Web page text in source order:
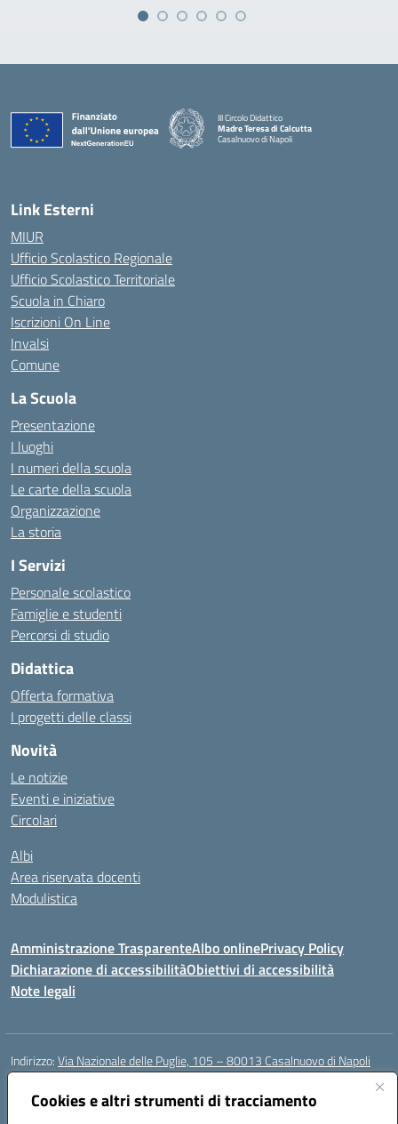
Cookies e altri strumenti di tracciamento
III Circolo Didattico
Madre Teresa di Calcutta
Casalnuovo di Napoli
— Visita la pagina iniziale della scuola
Link Esterni
MIUR
Ufficio Scolastico Regionale
Ufficio Scolastico Territoriale
Scuola in Chiaro
Iscrizioni On Line
Invalsi
Comune
La Scuola
Presentazione
I luoghi
I numeri della scuola
Le carte della scuola
Organizzazione
La storia
I Servizi
Personale scolastico
Famiglie e studenti
Percorsi di studio
Didattica
Offerta formativa
I progetti delle classi
Novità
Le notizie
Eventi e iniziative
Circolari
Albi
Area riservata docenti
Modulistica
Amministrazione TrasparenteAlbo onlinePrivacy Policy
Dichiarazione di accessibilitàObiettivi di accessibilità
Note legali
Indirizzo:Via Nazionale delle Puglie, 105 – 80013 Casalnuovo di Napoli
Centralino:
Email:naee32300a@istruzione.it